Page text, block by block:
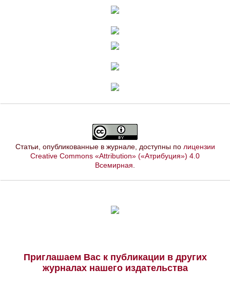
Статьи, опубликованные в журнале, доступны по лицензии
Creative Commons «Attribution» («Атрибуция») 4.0
Всемирная
Приглашаем Вас к публикации в других
журналах нашего издательства